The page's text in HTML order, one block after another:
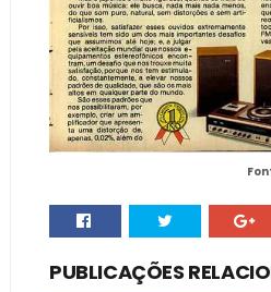
PUBLICAÇÕES